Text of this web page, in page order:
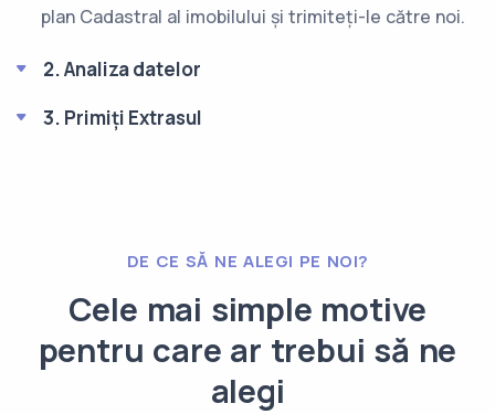
plan Cadastral al imobilului și trimiteți-le către noi.
2. Analiza datelor
3. Primiți Extrasul
DE CE SĂ NE ALEGI PE NOI?
Cele mai simple motive
pentru care ar trebui să ne
alegi